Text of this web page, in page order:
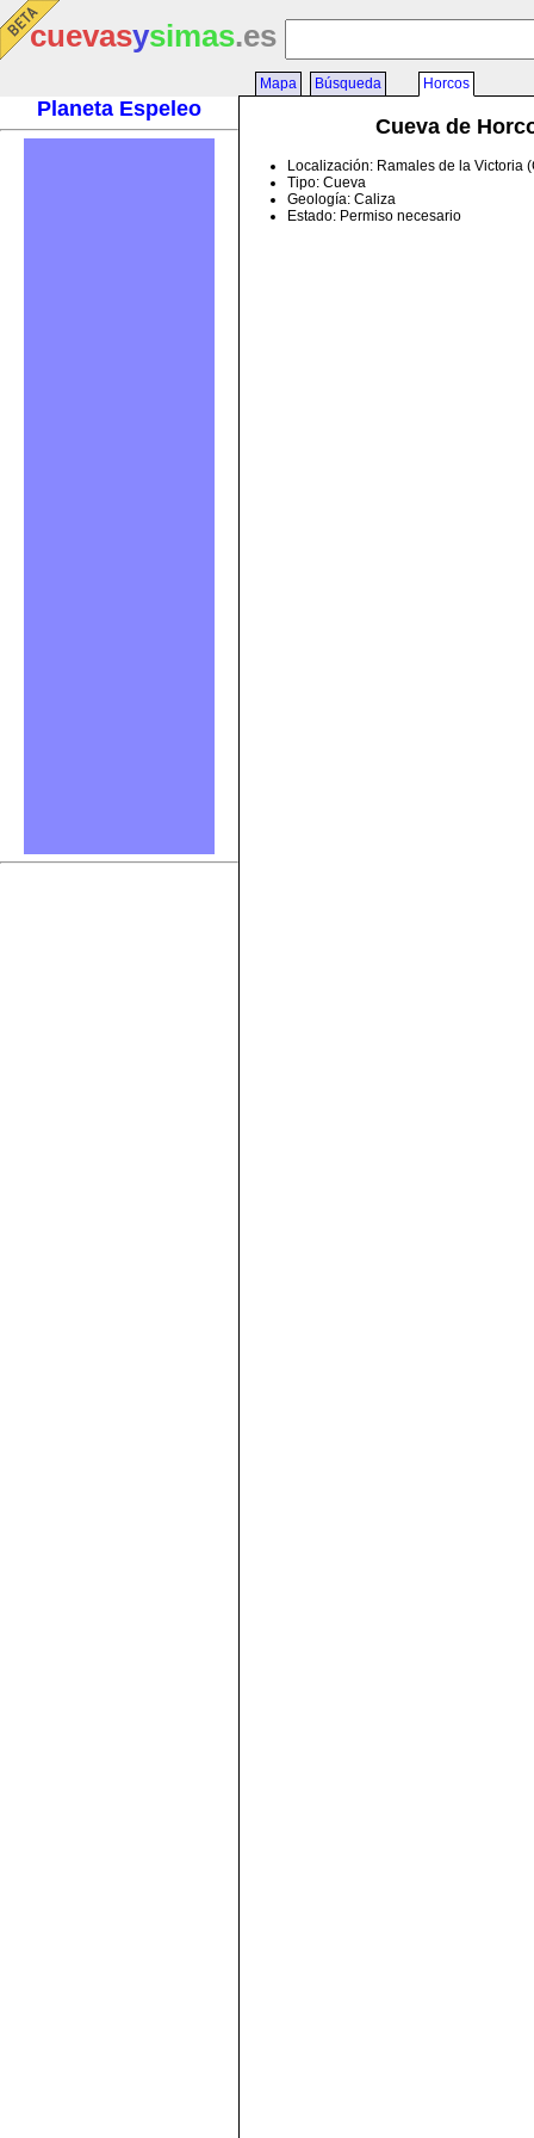
cuevasysimas.es
Planeta Espeleo
Mapa Búsqueda Horcos
Cueva de
Localización: Ramales de la Victoria
Tipo: Cueva
Geología: Caliza
Estado: Permiso necesario